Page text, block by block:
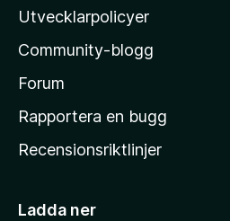
l
a
s
h
m
i
Utvecklarpolicyer
Community-blogg
Forum
Rapportera en bugg
Recensionsriktlinjer
Ladda ner